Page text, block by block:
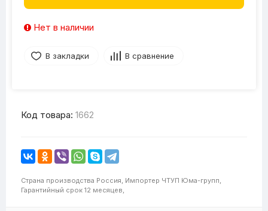
Нет в наличии
В закладки В сравнение
Код товара: 1662
Страна производства Россия, Импортер ЧТУП Юма-групп,
Гарантийный срок 12 месяцев,